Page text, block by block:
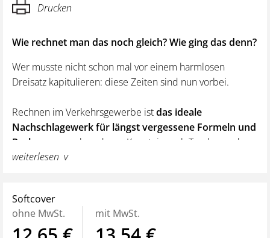
Drucken
Wie rechnet man das noch gleich? Wie ging das denn?
Wer musste nicht schon mal vor einem harmlosen
Dreisatz kapitulieren: diese Zeiten sind nun vorbei.
Rechnen im Verkehrsgewerbe istdas ideale
Nachschlagewerk für längst vergessene Formeln und
Rechenwege
, ohne deren Kenntnis auch Taschenrechner
und PC nicht weiterhelfen. Sie finden komprimiert und
Vorbereitung auf die verschiedenen Prüfungen im
Verkehrsgewerbe.
weiterlesen
Softcover
ohne MwSt.
mit MwSt.